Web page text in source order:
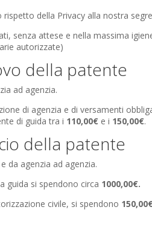
della Privacy alla nostra
senza attese e nella massima
autorizzate)
della patente
ad agenzia.
di agenzia e di versamenti
di guida tra i 110,00€e i 150,00€.
della patente
da agenzia ad agenzia.
guida si spendono circa 1000,00€.
civile, si spendono